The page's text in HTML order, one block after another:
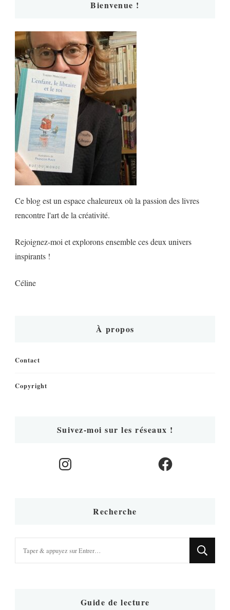
Bienvenue !
Ce blog est un espace chaleureux où la passion des livres
rencontre l'art de la créativité.
Rejoignez-moi et explorons ensemble ces deux univers
inspirants !
Céline
À propos
Contact
Copyright
Suivez-moi sur les réseaux !
Instagram Facebook
Recherche
Guide de lecture